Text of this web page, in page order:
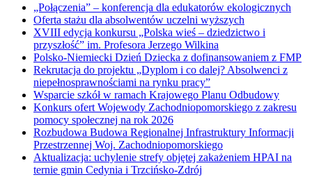
„Połączenia” – konferencja dla edukatorów ekologicznych
Oferta stażu dla absolwentów uczelni wyższych
XVIII edycja konkursu „Polska wieś – dziedzictwo i
przyszłość” im. Profesora Jerzego Wilkina
Polsko-Niemiecki Dzień Dziecka z dofinansowaniem z FMP
Rekrutacja do projektu „Dyplom i co dalej? Absolwenci z
niepełnosprawnościami na rynku pracy”
Wsparcie szkół w ramach Krajowego Planu Odbudowy
Konkurs ofert Wojewody Zachodniopomorskiego z zakresu
pomocy społecznej na rok 2026
Rozbudowa Budowa Regionalnej Infrastruktury Informacji
Przestrzennej Woj. Zachodniopomorskiego
Aktualizacja: uchylenie strefy objętej zakażeniem HPAI na
ternie gmin Cedynia i Trzcińsko-Zdrój